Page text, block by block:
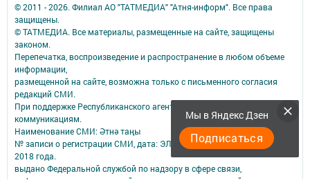
Мы в Яндекс Дзен
Подписаться
© 2011 - 2026. Филиал АО "ТАТМЕДИА" "Атня-информ". Все права
защищены.
© ТАТМЕДИА. Все материалы, размещенные на сайте, защищены
законом.
Перепечатка, воспроизведение и распространение в любом объеме
информации,
размещенной на сайте, возможна только с письменного согласия
редакций СМИ.
При поддержке Республиканского агентства по печати и массовым
коммуникациям.
Наименование СМИ: Әтнә таңы
№ записи о регистрации СМИ, дата: ЭЛ № ФС 77-73818 от 12 октября
2018 года.
выдано Федеральной службой по надзору в сфере связи,
информационных технологий и массовых коммуникаций